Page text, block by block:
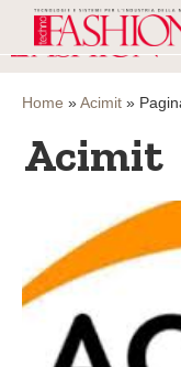
Home »Acimit »
Acimit